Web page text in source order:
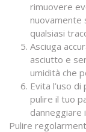
rimuovere
nuovamente
qualsiasi
Asciuga
asciutto e
umidità che
Evita l’uso
pulire il tuo
danneggiare
Pulire